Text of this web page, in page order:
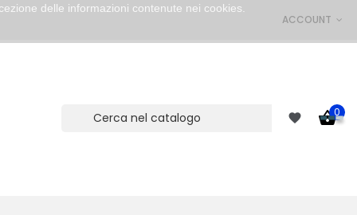
ACCOUNT
0
delle informazioni contenute nei cookies.